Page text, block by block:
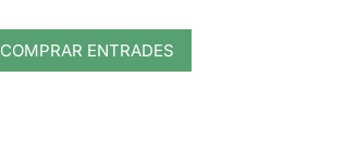
COMPRAR ENTRADES